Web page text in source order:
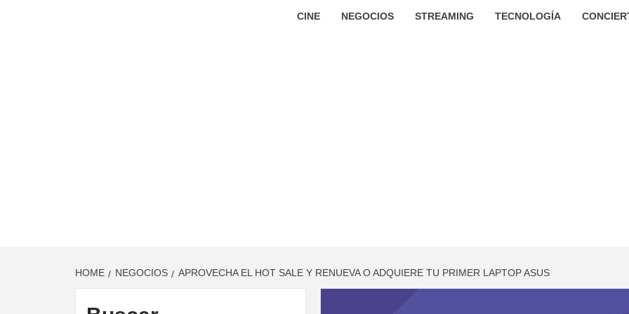
CINE NEGOCIOS STREAMING TECNOLOGÍA
HOME NEGOCIOS APROVECHA EL HOT SALE Y RENUEVA O ADQUIERE TU PRIMER LAPTOP ASUS